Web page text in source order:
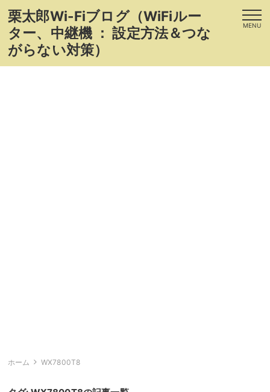
栗太郎Wi-Fiブログ（WiFiルー
ター、中継機 ： 設定方法＆つな
がらない対策）
MENU
ホーム WX7800T8